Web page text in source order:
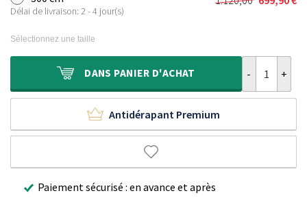
était :
est :
Délai de livraison: 2 - 4 jour(s) Le
1.120,00 €.
Le
699,90 €.
Sélectionnez une taille
DANS PANIER D'ACHAT
Antidérapant Premium
Paiement sécurisé : en avance et après